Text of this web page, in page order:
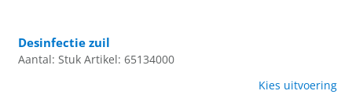
Desinfectie zuil
Aantal: Stuk Artikel: 65134000
Kies uitvoering